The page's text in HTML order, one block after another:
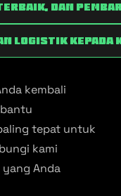
dan
logistik kepada
kembali
tepat untuk
kami
Anda